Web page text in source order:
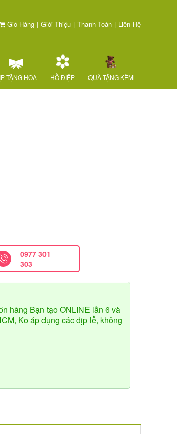
Giỏ Hàng | Giới Thiệu | Thanh Toán | Liên Hệ
TẶNG HOA HỒ ĐIỆP QUÀ TẶNG KÈM
0977 301
303
hàng Bạn tạo ONLINE lần 6 và
Ko áp dụng các dịp lễ, không